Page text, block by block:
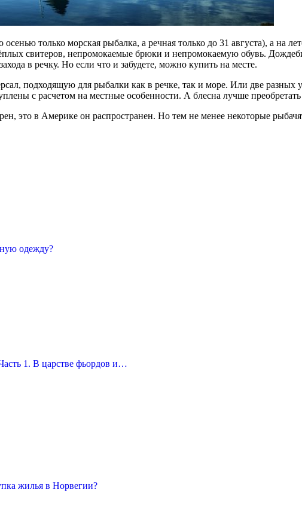
только морская рыбалка, а речная только до 31 августа), а
свитеров, непромокаемые брюки и непромокаемую обувь.
в речку. Но если что и забудете, можно купить на месте.
подходящую для рыбалки как в речке, так и море. Или две
с расчетом на местные особенности. А блесна лучше
это в Америке он распространен. Но тем не менее некоторые
одежду?
1. В царстве фьордов и…
жилья в Норвегии?